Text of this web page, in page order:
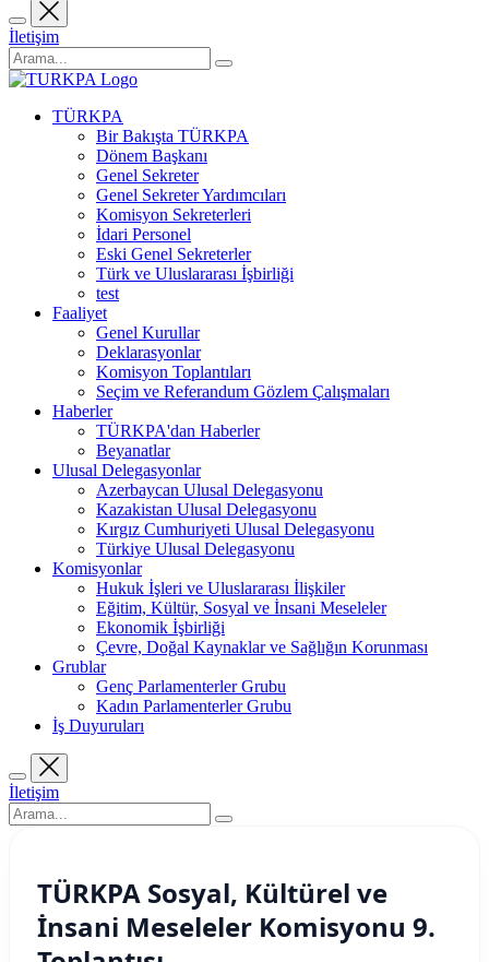
İletişim
TÜRKPA
Bir Bakışta TÜRKPA
Dönem Başkanı
Genel Sekreter
Genel Sekreter Yardımcıları
Komisyon Sekreterleri
İdari Personel
Eski Genel Sekreterler
Türk ve Uluslararası İşbirliği
test
Faaliyet
Genel Kurullar
Deklarasyonlar
Komisyon Toplantıları
Seçim ve Referandum Gözlem Çalışmaları
Haberler
TÜRKPA'dan Haberler
Beyanatlar
Ulusal Delegasyonlar
Azerbaycan Ulusal Delegasyonu
Kazakistan Ulusal Delegasyonu
Kırgız Cumhuriyeti Ulusal Delegasyonu
Türkiye Ulusal Delegasyonu
Komisyonlar
Hukuk İşleri ve Uluslararası İlişkiler
Eğitim, Kültür, Sosyal ve İnsani Meseleler
Ekonomik İşbirliği
Çevre, Doğal Kaynaklar ve Sağlığın Korunması
Grublar
Genç Parlamenterler Grubu
Kadın Parlamenterler Grubu
İş Duyuruları
İletişim
TÜRKPA Sosyal, Kültürel ve
İnsani Meseleler Komisyonu 9.